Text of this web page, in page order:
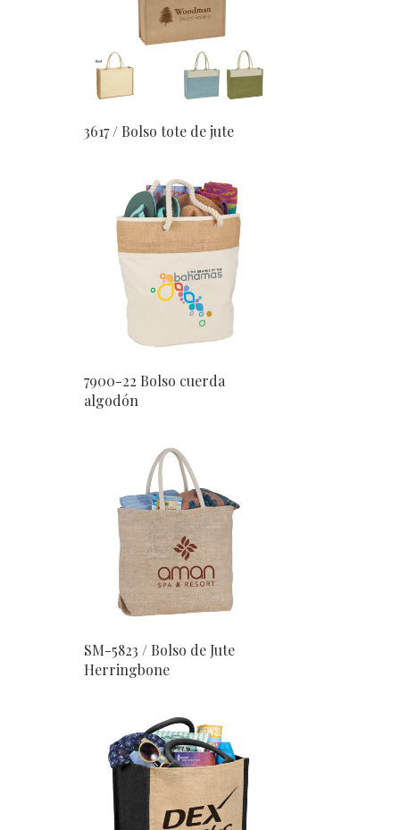
3617 / Bolso tote de jute
7900-22 Bolso cuerda
algodón
SM-5823 / Bolso de Jute
Herringbone